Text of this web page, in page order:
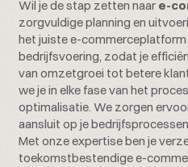
Wil je de stap zetten naare-
zorgvuldige planning en
het juiste e-commerceplatform
bedrijfsvoering, zodat je
van omzetgroei tot betere
we je in elke fase van het
optimalisatie. We zorgen
aansluit op je
Met onze expertise ben je
toekomstbestendige e-